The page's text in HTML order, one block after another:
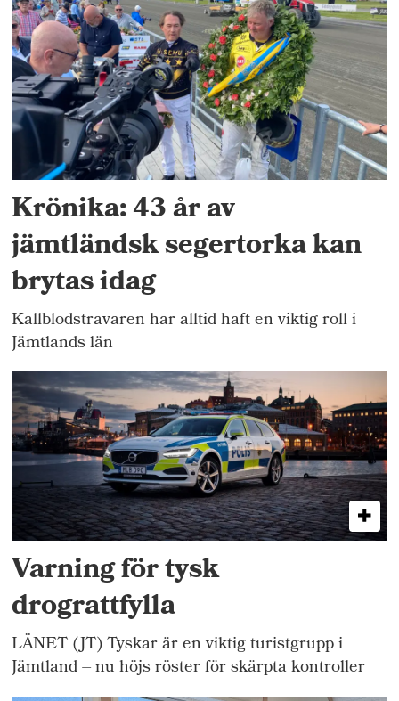
Krönika: 43 år av
jämtländsk segertorka kan
brytas idag
Kallblodstravaren har alltid haft en viktig roll i
Jämtlands län
Varning för tysk
drograttfylla
LÄNET (JT) Tyskar är en viktig turistgrupp i
Jämtland – nu höjs röster för skärpta kontroller